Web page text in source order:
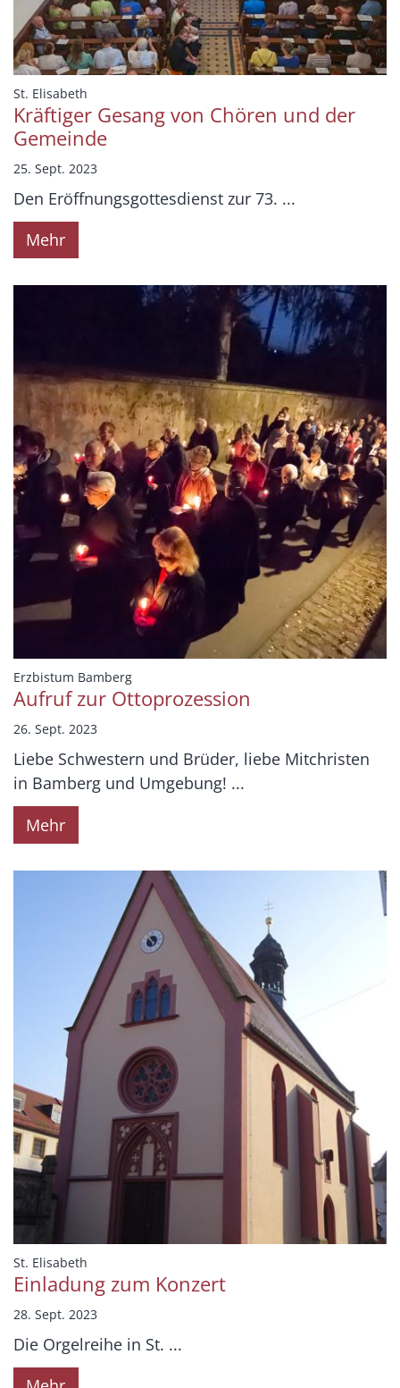
St. Elisabeth
Kräftiger Gesang von Chören und der
Gemeinde
25. Sept. 2023
Den Eröffnungsgottesdienst zur 73. ...
Mehr
Erzbistum Bamberg:
Aufruf zur Ottoprozession
26. Sept. 2023
Liebe Schwestern und Brüder, liebe Mitchristen
in Bamberg und Umgebung! ...
Mehr
St. Elisabeth
Einladung zum Konzert
28. Sept. 2023
Die Orgelreihe in St. ...